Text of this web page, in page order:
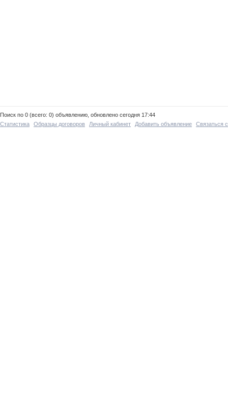
Поиск по 0 (всего: 0) объявлению, обновлено сегодня 17:44
Статистика
Образцы договоров Личный кабинет Добавить объявление Связаться